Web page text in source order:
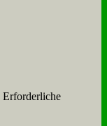
Erforderliche